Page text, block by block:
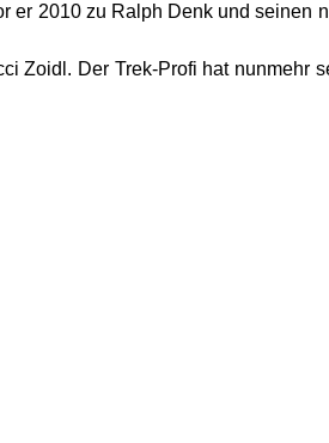
er 2010 zu Ralph Denk und seinen
Zoidl. Der Trek-Profi hat nunmehr